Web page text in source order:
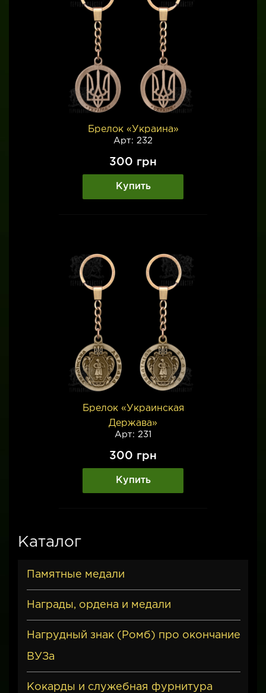
Брелок «Украина»
Арт: 232
300 грн
Купить
Брелок «Украинская
Держава»
Арт: 231
300 грн
Купить
Каталог
Памятные медали
Награды, ордена и медали
Нагрудный знак (Ромб) про окончание
ВУЗа
Кокарды и служебная фурнитура